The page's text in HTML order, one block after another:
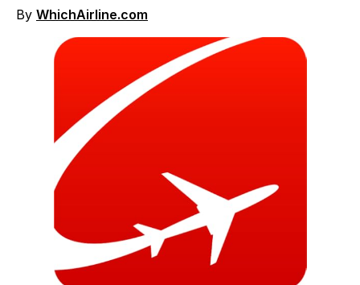
By WhichAirline.com